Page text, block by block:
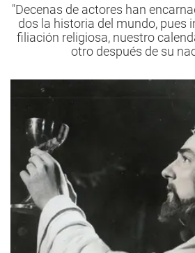
"Decenas de actores han
dos la historia del mundo, pues
filiación religiosa, nuestro
otro después de su